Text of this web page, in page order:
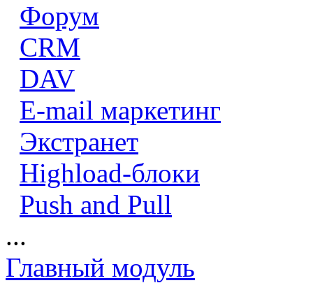
Форум
CRM
DAV
E-mail маркетинг
Экстранет
Highload-блоки
Push and Pull
...
Главный модуль